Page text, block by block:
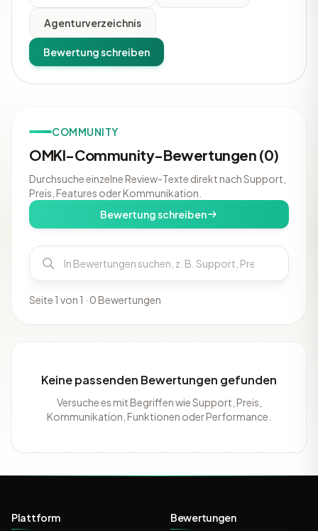
Agenturverzeichnis
Bewertung schreiben
COMMUNITY
OMKI-Community-Bewertungen (0)
Durchsuche einzelne Review-Texte direkt nach Support,
Preis, Features oder Kommunikation.
Bewertung schreiben
Seite 1 von 1 · 0 Bewertungen
Keine passenden Bewertungen gefunden
Versuche es mit Begriffen wie Support, Preis,
Kommunikation, Funktionen oder Performance.
Plattform Bewertungen